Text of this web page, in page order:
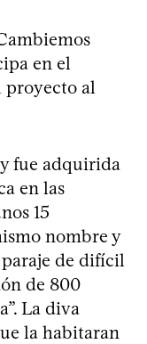
en el
proyecto al
y fue adquirida
en las
15
nombre y
de difícil
de 800
La diva
la habitaran